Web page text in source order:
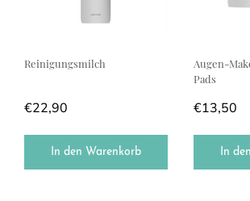
Reinigungsmilch
€22,90
In den Warenkorb
Augen-
Pads
€13,50
In